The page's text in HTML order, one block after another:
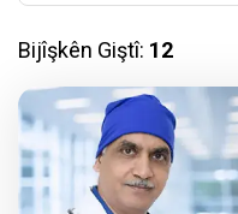
Bijîşkên Giştî: 12